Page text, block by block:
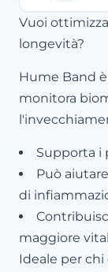
Vuoi
longevità?
Hume Band
monitora
Supporta i
Può
di
maggiore
Ideale per